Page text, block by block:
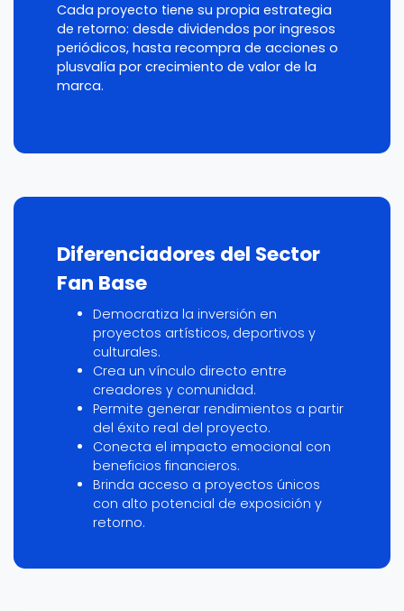
Cada proyecto tiene su propia estrategia
de retorno: desde dividendos por ingresos
periódicos, hasta recompra de acciones o
plusvalía por crecimiento de valor de la
marca.
Diferenciadores del Sector
Fan Base
Democratiza la inversión en
proyectos artísticos, deportivos y
culturales.
Crea un vínculo directo entre
creadores y comunidad.
Permite generar rendimientos a partir
del éxito real del proyecto.
Conecta el impacto emocional con
beneficios financieros.
Brinda acceso a proyectos únicos
con alto potencial de exposición y
retorno.